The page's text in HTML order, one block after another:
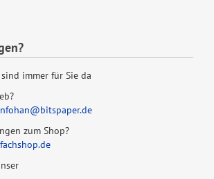
immer für Sie da
zum Shop?